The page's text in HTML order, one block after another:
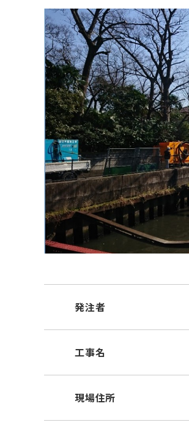
発注者
工事名
現場住所